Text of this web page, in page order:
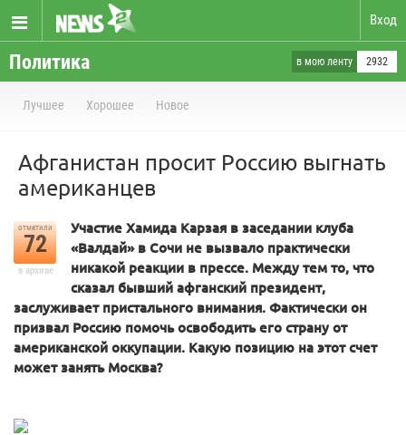
Вход
Политика в мою ленту 2932
Лучшее Хорошее Новое
Афганистан просит Россию выгнать
американцев
отметили
72
в архиве
Участие Хамида Карзая в заседании клуба
«Валдай» в Сочи не вызвало практически
никакой реакции в прессе. Между тем то, что
сказал бывший афганский президент,
заслуживает пристального внимания. Фактически он
призвал Россию помочь освободить его страну от
американской оккупации. Какую позицию на этот счет
может занять Москва?